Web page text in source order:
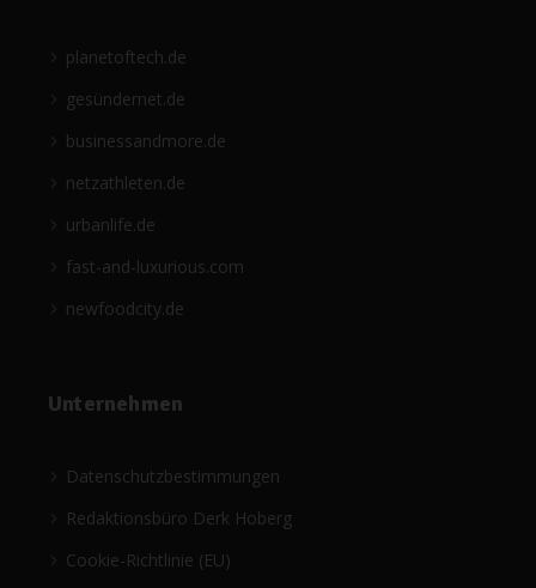
planetoftech.de
gesündernet.de
businessandmore.de
netzathleten.de
urbanlife.de
fast-and-luxurious.com
newfoodcity.de
Unternehmen
Datenschutzbestimmungen
Redaktionsbüro Derk Hoberg
Cookie-Richtlinie (EU)